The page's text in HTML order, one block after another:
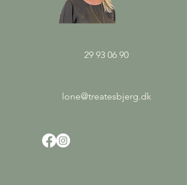
29 93 06 90
lone@treatesbjerg.dk